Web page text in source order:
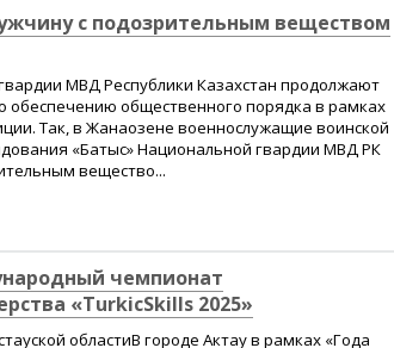
с подозрительным веществом
МВД Республики Казахстан продолжают
обеспечению общественного порядка в рамках
Так, в Жанаозене военнослужащие воинской
«Батыс» Национальной гвардии МВД РК
вещество...
чемпионат
«TurkicSkills 2025»
областиВ городе Актау в рамках «Года